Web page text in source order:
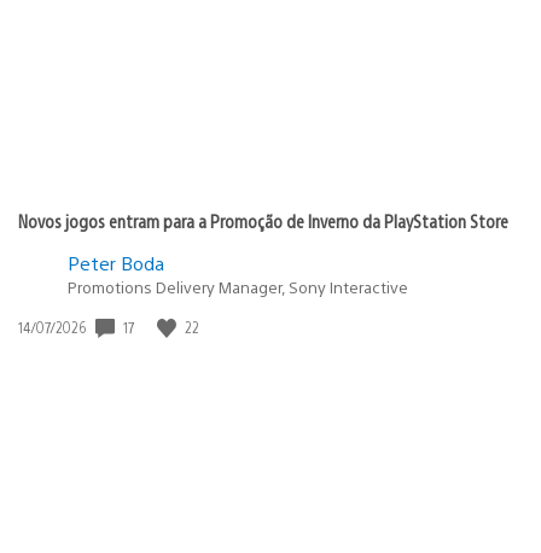
Novos jogos entram para a Promoção de Inverno da PlayStation Store
Peter Boda
Promotions Delivery Manager, Sony Interactive
Data
14/07/2026 17 22